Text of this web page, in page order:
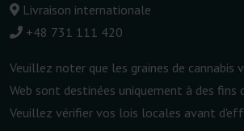
Livraison internationale
+48 731 111 420
Veuillez noter que les graines de cannabis
Web sont destinées uniquement à des fins
Veuillez vérifier vos lois locales avant